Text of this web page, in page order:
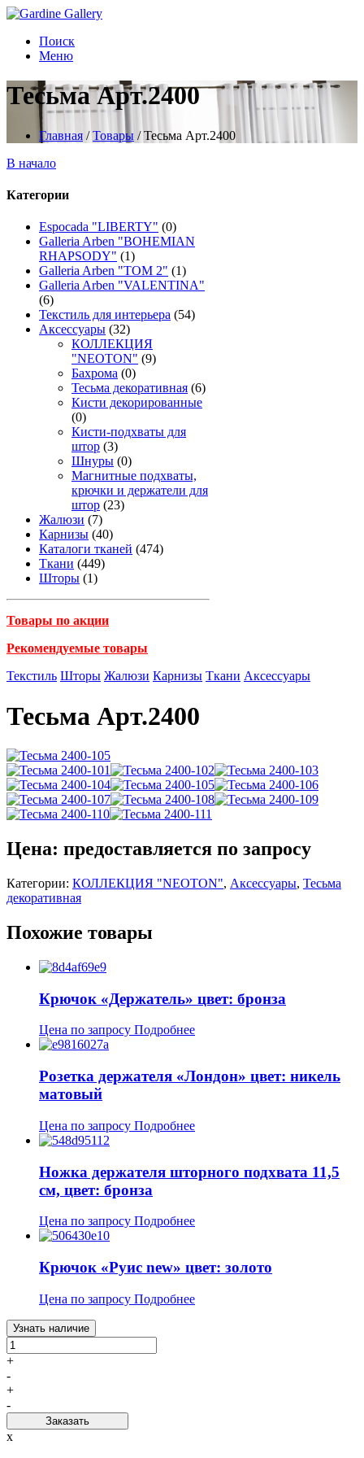
Поиск
Меню
Тесьма Арт.2400
Главная /Товары /Тесьма Арт.2400
В начало
Категории
Espocada "LIBERTY" (0)
Galleria Arben "BOHEMIAN
RHAPSODY" (1)
Galleria Arben "TOM 2" (1)
Galleria Arben "VALENTINA"
(6)
Текстиль для интерьера (54)
Аксессуары (32)
КОЛЛЕКЦИЯ
"NEOTON" (9)
Бахрома (0)
Тесьма декоративная (6)
Кисти декорированные
(0)
Кисти-подхваты для
штор (3)
Шнуры (0)
Магнитные подхваты,
крючки и держатели для
штор (23)
Жалюзи (7)
Карнизы (40)
Каталоги тканей (474)
Ткани (449)
Шторы (1)
Товары по акции
Рекомендуемые товары
Текстиль Шторы Жалюзи Карнизы Ткани Аксессуары
Тесьма Арт.2400
Цена: предоставляется по запросу
Категории: КОЛЛЕКЦИЯ "NEOTON", Аксессуары, Тесьма
декоративная
Похожие товары
Крючок «Держатель» цвет: бронза
Цена по запросу Подробнее
Розетка держателя «Лондон» цвет: никель
матовый
Цена по запросу Подробнее
Ножка держателя шторного подхвата 11,5
см, цвет: бронза
Цена по запросу Подробнее
Крючок «Руис new» цвет: золото
Цена по запросу Подробнее
Узнать наличие
+
-
+
-
Заказать
x